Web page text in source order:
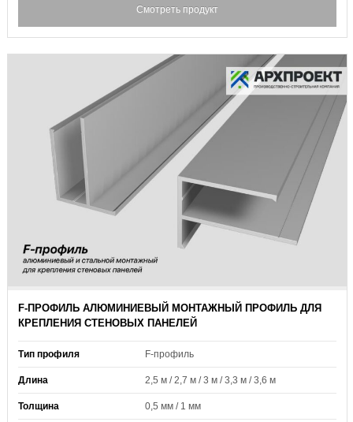
Смотреть продукт
F-ПРОФИЛЬ АЛЮМИНИЕВЫЙ МОНТАЖНЫЙ ПРОФИЛЬ ДЛЯ
КРЕПЛЕНИЯ СТЕНОВЫХ ПАНЕЛЕЙ
Тип профиля F-профиль
Длина 2,5 м / 2,7 м / 3 м / 3,3 м / 3,6 м
Толщина 0,5 мм / 1 мм